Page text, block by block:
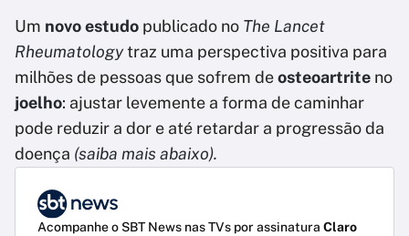
Um novo estudo publicado no The Lancet
Rheumatologytraz uma perspectiva positiva para
milhões de pessoas que sofrem deosteoartrite no
joelho: ajustar levemente a forma de caminhar
pode reduzir a dor e até retardar a progressão da
doença (saiba mais abaixo).
Acompanhe o SBT News nas TVs por assinatura Claro